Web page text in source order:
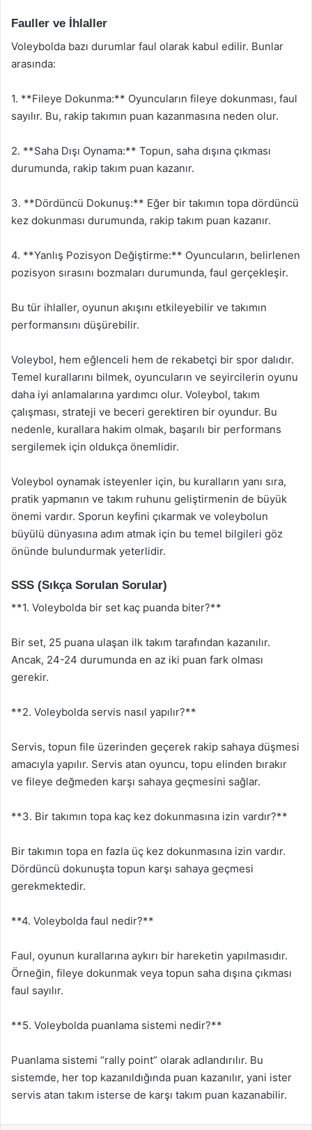
Fauller ve İhlaller
Voleybolda bazı durumlar faul olarak kabul edilir. Bunlar
arasında:
1. **Fileye Dokunma:** Oyuncuların fileye dokunması, faul
sayılır. Bu, rakip takımın puan kazanmasına neden olur.
2. **Saha Dışı Oynama:** Topun, saha dışına çıkması
durumunda, rakip takım puan kazanır.
3. **Dördüncü Dokunuş:** Eğer bir takımın topa dördüncü
kez dokunması durumunda, rakip takım puan kazanır.
4. **Yanlış Pozisyon Değiştirme:** Oyuncuların, belirlenen
pozisyon sırasını bozmaları durumunda, faul gerçekleşir.
Bu tür ihlaller, oyunun akışını etkileyebilir ve takımın
performansını düşürebilir.
Voleybol, hem eğlenceli hem de rekabetçi bir spor dalıdır.
Temel kurallarını bilmek, oyuncuların ve seyircilerin oyunu
daha iyi anlamalarına yardımcı olur. Voleybol, takım
çalışması, strateji ve beceri gerektiren bir oyundur. Bu
nedenle, kurallara hakim olmak, başarılı bir performans
sergilemek için oldukça önemlidir.
Voleybol oynamak isteyenler için, bu kuralların yanı sıra,
pratik yapmanın ve takım ruhunu geliştirmenin de büyük
önemi vardır. Sporun keyfini çıkarmak ve voleybolun
büyülü dünyasına adım atmak için bu temel bilgileri göz
önünde bulundurmak yeterlidir.
SSS (Sıkça Sorulan Sorular)
**1. Voleybolda bir set kaç puanda biter?**
Bir set, 25 puana ulaşan ilk takım tarafından kazanılır.
Ancak, 24-24 durumunda en az iki puan fark olması
gerekir.
**2. Voleybolda servis nasıl yapılır?**
Servis, topun file üzerinden geçerek rakip sahaya düşmesi
amacıyla yapılır. Servis atan oyuncu, topu elinden bırakır
ve fileye değmeden karşı sahaya geçmesini sağlar.
**3. Bir takımın topa kaç kez dokunmasına izin vardır?**
Bir takımın topa en fazla üç kez dokunmasına izin vardır.
Dördüncü dokunuşta topun karşı sahaya geçmesi
gerekmektedir.
**4. Voleybolda faul nedir?**
Faul, oyunun kurallarına aykırı bir hareketin yapılmasıdır.
Örneğin, fileye dokunmak veya topun saha dışına çıkması
faul sayılır.
**5. Voleybolda puanlama sistemi nedir?**
Puanlama sistemi “rally point” olarak adlandırılır. Bu
sistemde, her top kazanıldığında puan kazanılır, yani ister
servis atan takım isterse de karşı takım puan kazanabilir.